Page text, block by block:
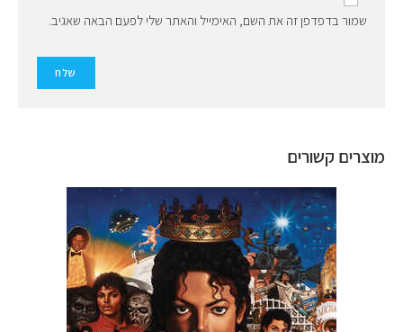
מוצרים קשורים
שמור בדפדפן זה את השם, האימייל והאתר שלי לפעם הבאה שאגיב.